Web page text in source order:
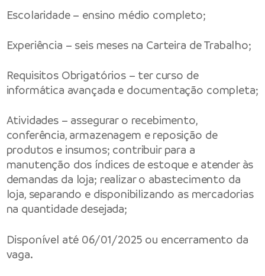
Escolaridade – ensino médio completo;
Experiência – seis meses na Carteira de Trabalho;
Requisitos Obrigatórios – ter curso de
informática avançada e documentação completa;
Atividades – assegurar o recebimento,
conferência, armazenagem e reposição de
produtos e insumos; contribuir para a
manutenção dos índices de estoque e atender às
demandas da loja; realizar o abastecimento da
loja, separando e disponibilizando as mercadorias
na quantidade desejada;
Disponível até 06/01/2025 ou encerramento da
vaga.